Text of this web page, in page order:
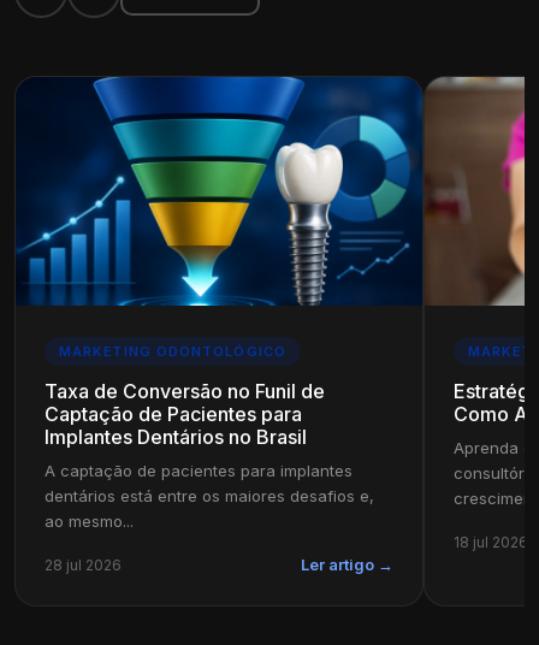
MARKETING ODONTOLÓGICO
Taxa de Conversão no Funil de
Captação de Pacientes para
Implantes Dentários no Brasil
A captação de pacientes para implantes
dentários está entre os maiores desafios e,
ao mesmo...
28 jul 2026 Ler artigo →
Como
Aprenda
18 jul 2026